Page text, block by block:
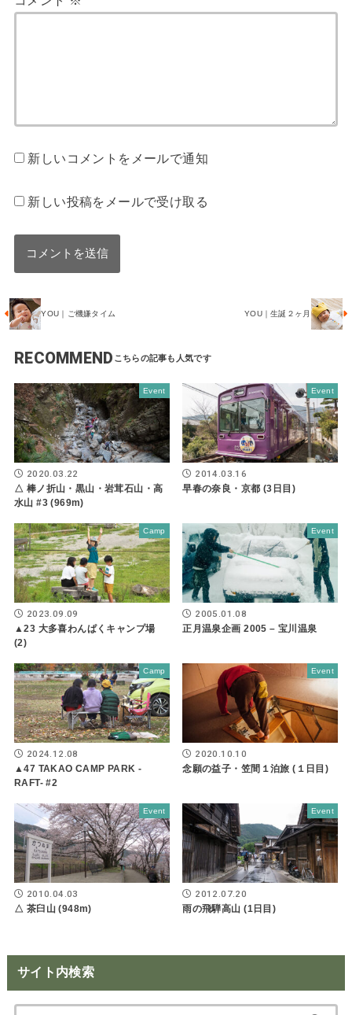
新しいコメントをメールで通知
新しい投稿をメールで受け取る
YOU｜ご機嫌タイム YOU｜生誕２ヶ月
RECOMMEND
Event
2020.03.22
△ 棒ノ折山・黒山・岩茸石山・高
水山 #3 (969m)
Event
2014.03.16
早春の奈良・京都 (3日目)
Camp
2023.09.09
▲23 大多喜わんぱくキャンプ場
(2)
Event
2005.01.08
正月温泉企画 2005 – 宝川温泉
Camp
2024.12.08
▲47 TAKAO CAMP PARK -
RAFT- #2
Event
2020.10.10
念願の益子・笠間１泊旅 (１日目)
Event
2010.04.03
△ 茶臼山 (948m)
Event
2012.07.20
雨の飛騨高山 (1日目)
サイト内検索